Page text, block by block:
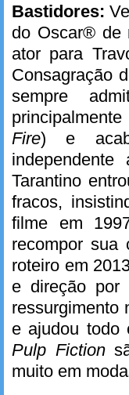
Bastidores:
do Oscar® de
ator para
Consagração
sempre
Fire) e
Tarantino
fracos,
filme em
recompor sua
roteiro em
e direção por
ressurgimento
e ajudou todo
Pulp Fiction
muito em